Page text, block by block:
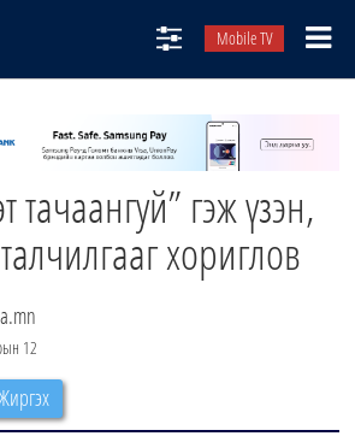
Mobile TV
тачаангуй” гэж үзэн,
хориглов
12